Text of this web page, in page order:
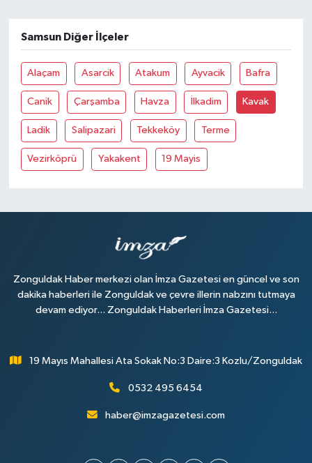
Samsun Diğer İlçeler
Alaçam Asarcik Atakum Ayvacik Bafra
Canik Çarşamba Havza İlkadim Kavak
Ladik Salipazari Tekkeköy Terme
Vezirköprü Yakakent 19 Mayis
Zonguldak Haber merkezi olan İmza Gazetesi en güncel ve son
dakika haberleri ile Zonguldak ve çevre illerin nabzını tutmaya
devam ediyor... Zonguldak Haberleri İmza Gazetesi...
19 Mayıs Mahallesi Ata Sokak No:3 Daire:3 Kozlu/Zonguldak
0532 495 6454
haber@imzagazetesi.com